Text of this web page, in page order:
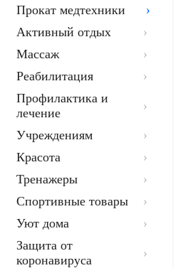
Прокат медтехники
Активный отдых
Массаж
Реабилитация
Профилактика и
лечение
Учреждениям
Красота
Тренажеры
Спортивные товары
Уют дома
Защита от
коронавируса